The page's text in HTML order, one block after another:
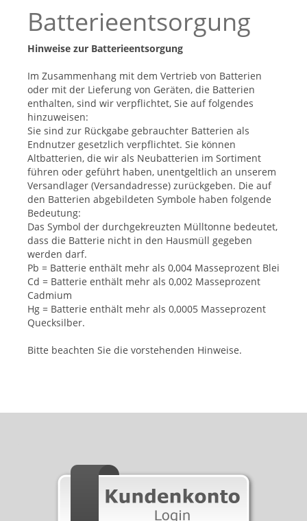
Batterieentsorgung
Hinweise zur Batterieentsorgung
Im Zusammenhang mit dem Vertrieb von Batterien
oder mit der Lieferung von Geräten, die Batterien
enthalten, sind wir verpflichtet, Sie auf folgendes
hinzuweisen:
Sie sind zur Rückgabe gebrauchter Batterien als
Endnutzer gesetzlich verpflichtet. Sie können
Altbatterien, die wir als Neubatterien im Sortiment
führen oder geführt haben, unentgeltlich an unserem
Versandlager (Versandadresse) zurückgeben. Die auf
den Batterien abgebildeten Symbole haben folgende
Bedeutung:
Das Symbol der durchgekreuzten Mülltonne bedeutet,
dass die Batterie nicht in den Hausmüll gegeben
werden darf.
Pb = Batterie enthält mehr als 0,004 Masseprozent Blei
Cd = Batterie enthält mehr als 0,002 Masseprozent
Cadmium
Hg = Batterie enthält mehr als 0,0005 Masseprozent
Quecksilber.
Bitte beachten Sie die vorstehenden Hinweise.